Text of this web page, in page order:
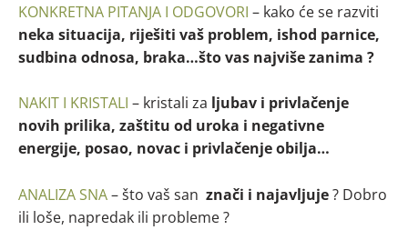
KONKRETNA PITANJA I ODGOVORI – kako će se razviti
neka situacija, riješiti vaš problem, ishod parnice,
sudbina odnosa, braka…što vas najviše zanima ?
NAKIT I KRISTALI – kristali za ljubav i privlačenje
novih prilika, zaštitu od uroka i negativne
energije, posao, novac i privlačenje obilja…
ANALIZA SNA– što vaš san znači i najavljuje? Dobro
ili loše, napredak ili probleme ?